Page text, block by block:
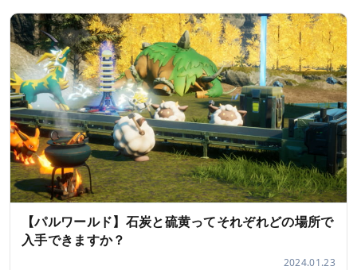
【パルワールド】石炭と硫黄ってそれぞれどの場所で
入手できますか？
2024.01.23